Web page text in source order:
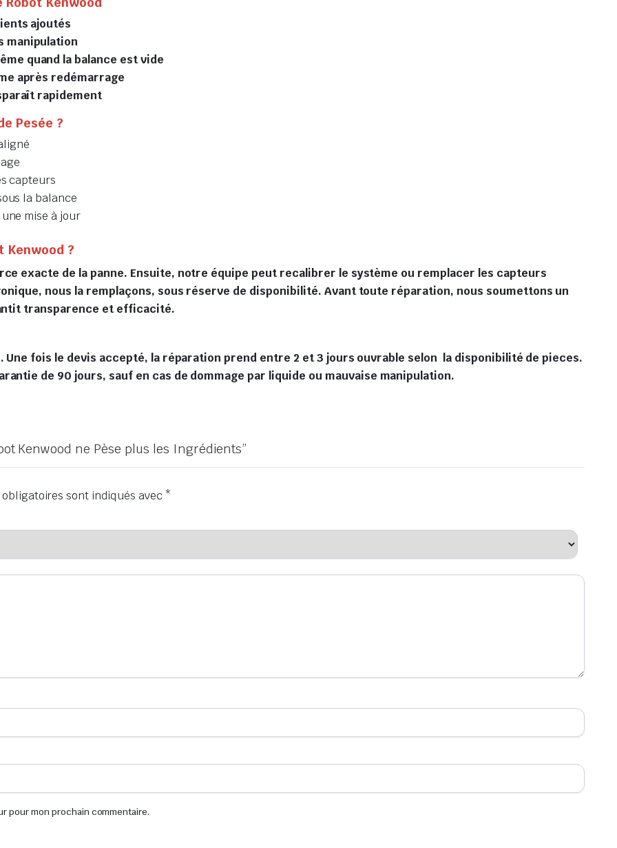
ajoutés
manipulation
quand la balance est vide
après redémarrage
rapidement
Pesée ?
capteurs
la balance
mise à jour
Kenwood ?
exacte de la panne. Ensuite, notre équipe peut recalibrer le système ou remplacer les capteurs
nous la remplaçons, sous réserve de disponibilité. Avant toute réparation, nous soumettons un
transparence et efficacité.
Une fois le devis accepté, la réparation prend entre 2 et 3 jours ouvrable selon la disponibilité de pieces.
de 90 jours, sauf en cas de dommage par liquide ou mauvaise manipulation.
Kenwood ne Pèse plus les Ingrédients”
obligatoires sont indiqués avec*
pour mon prochain commentaire.